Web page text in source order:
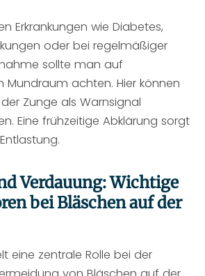
Erkrankungen wie Diabetes,
oder bei regelmäßiger
sollte man auf
Mundraum achten. Hier können
Zunge als Warnsignal
Eine frühzeitige Abklärung sorgt
Verdauung: Wichtige
bei Bläschen auf der
eine zentrale Rolle bei der